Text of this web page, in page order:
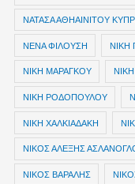
ΝΑΤΑΣΑ ΑΘΗΑΙΝΙΤΟΥ
ΝΕΝΑ ΦΙΛΟΥΣΗ ΝΙΚΗ
ΝΙΚΗ ΜΑΡΑΓΚΟΥ
ΝΙΚΗ ΡΟΔΟΠΟΥΛΟΥ
ΝΙΚΗ ΧΑΛΚΙΑΔΑΚΗ
ΝΙΚΟΣ ΑΛΕΞΗΣ
ΝΙΚΟΣ ΒΑΡΑΛΗΣ